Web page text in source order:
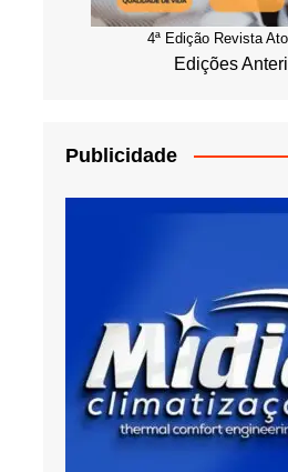
4ª Edição Revista
Edições
Publicidade